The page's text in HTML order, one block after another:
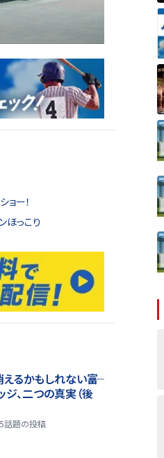
ー！
ほっこり
るかもしれない――富
ジ、二つの真実（後
話題の投稿